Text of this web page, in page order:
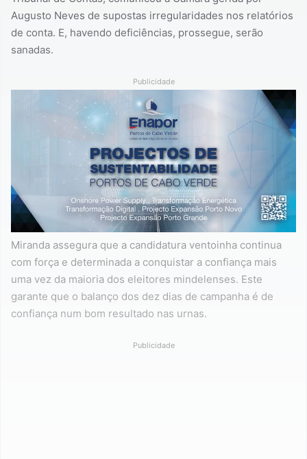
Augusto Neves de supostas irregularidades nos relatórios
de conta. E, havendo deficiências, prossegue, serão
sanadas.
Publicidade
Miranda assegura que a candidatura ventoinha continua
com força e determinada a conquistar a confiança mais
uma vez da maioria dos eleitores mindelenses. Este
garante que o balanço dos dez dias de campanha é de
confiança num bom resultado nas urnas.
Publicidade